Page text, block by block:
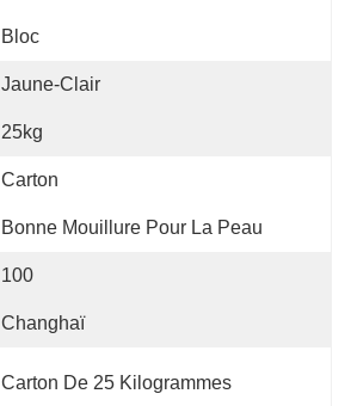
Bloc
Jaune-Clair
25kg
Carton
Bonne Mouillure Pour La Peau
100
Changhaï
Carton De 25 Kilogrammes